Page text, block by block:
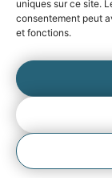
uniques sur ce site.
consentement peut
et fonctions.
Marchés publics
fibre
© 2026 Syane
Mentions légales
Accessibilité